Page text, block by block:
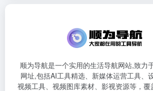
顺为导航是一个实用的生活导航网站,致力
网址,包括AI工具精选、新媒体运营工具、
视频工具、视频图库素材、影视资源等，